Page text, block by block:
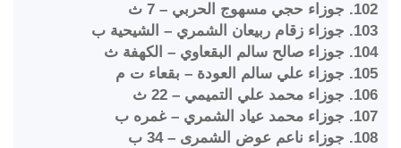
102. جوزاء حجي مسهوج الحربي – 7 ث
103. جوزاء زقام ربيعان الشمري – الشيحية ب
104. جوزاء صالح سالم البقعاوي – الكهفة ث
105. جوزاء علي سالم العودة – بقعاء ت م
106. جوزاء محمد علي التميمي – 22 ث
107. جوزاء محمد عياد الشمري – غمره ب
108. جوزاء ناعم عوض الشمرى – 34 ب